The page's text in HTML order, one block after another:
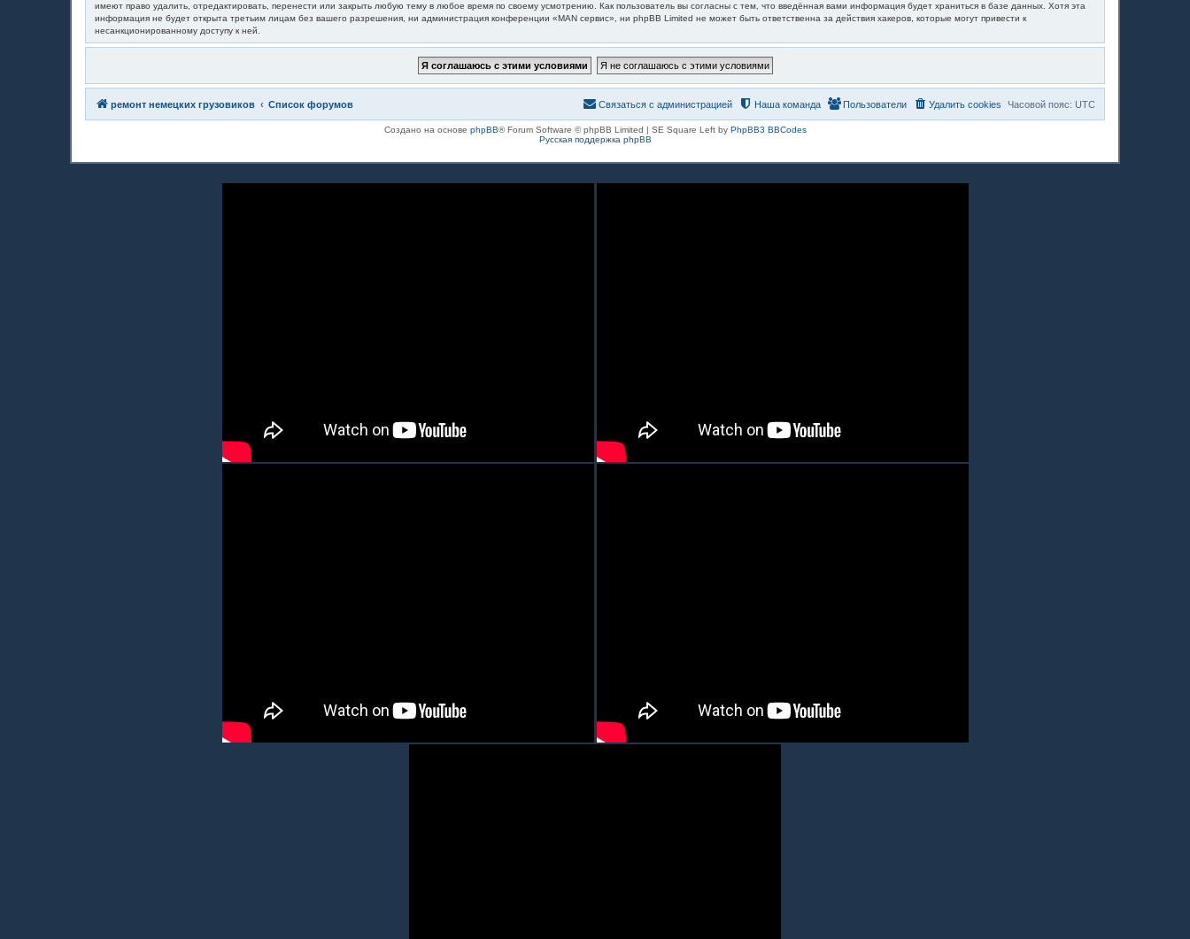
имеют право удалить, отредактировать, перенести или закрыть любую тему в любое время по своему усмотрению. Как пользователь вы согласны с тем, что введённая вами информация будет храниться в базе данных. Хотя эта
информация не будет открыта третьим лицам без вашего разрешения, ни администрация конференции «MAN сервис», ни phpBB Limited не может быть ответственна за действия хакеров, которые могут привести к
несанкционированному доступу к ней.
ремонт немецких грузовиков Список форумов Часовой пояс: UTC
Удалить cookies
Пользователи
Наша команда
Связаться с администрацией
Создано на основе phpBB® Forum Software © phpBB Limited | SE Square Left by PhpBB3 BBCodes
Русская поддержка phpBB